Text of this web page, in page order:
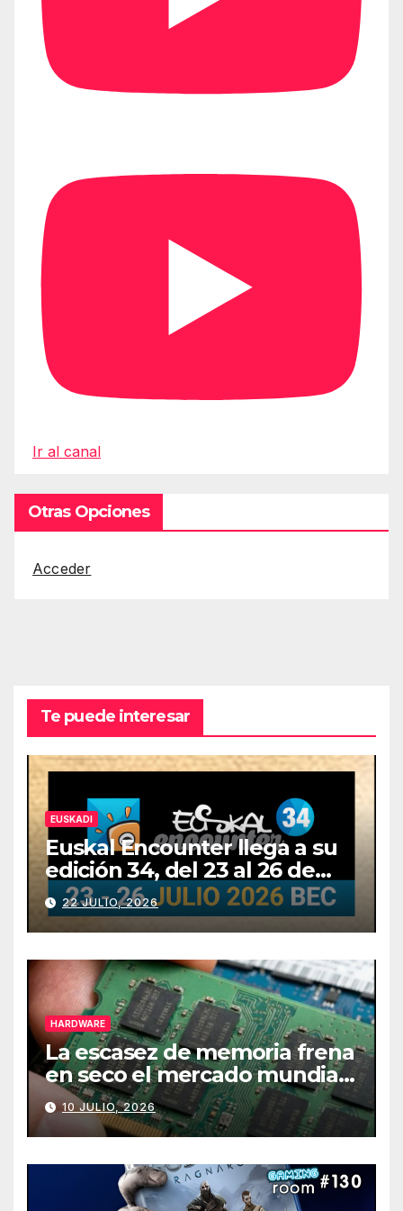
Ir al canal
Otras Opciones
Acceder
Te puede interesar
EUSKADI
Euskal Encounter llega a su
edición 34, del 23 al 26 de
julio
22 JULIO, 2026
HARDWARE
La escasez de memoria frena
en seco el mercado mundial
de PCs
10 JULIO, 2026